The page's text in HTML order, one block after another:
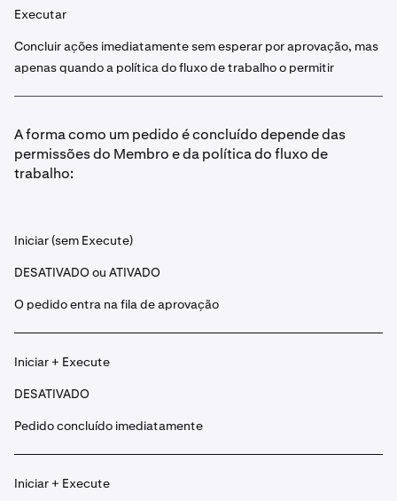
Executar
Concluir ações imediatamente sem esperar por aprovação, mas
apenas quando a política do fluxo de trabalho o permitir
A forma como um pedido é concluído depende das
permissões do Membro e da política do fluxo de
trabalho:
Iniciar (sem Execute)
DESATIVADO ou ATIVADO
O pedido entra na fila de aprovação
Iniciar + Execute
DESATIVADO
Pedido concluído imediatamente
Iniciar + Execute